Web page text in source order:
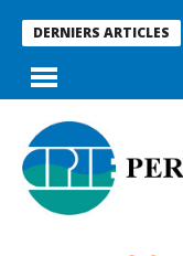
DERNIERS ARTICLES